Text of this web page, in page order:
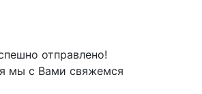
отправлено!
мы с Вами свяжемся